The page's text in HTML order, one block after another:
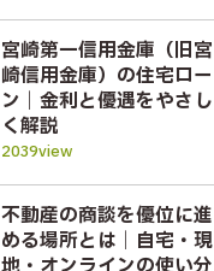
宮崎第一信用金庫（旧宮
崎信用金庫）の住宅ロー
ン｜金利と優遇をやさし
く解説
2039view
不動産の商談を優位に進
める場所とは｜自宅・現